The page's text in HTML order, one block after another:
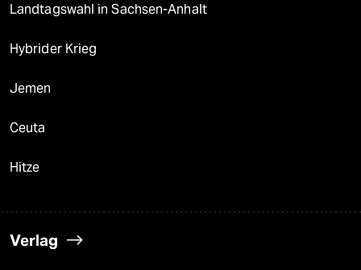
Landtagswahl in Sachsen-Anhalt
Hybrider Krieg
Jemen
Ceuta
Hitze
Verlag